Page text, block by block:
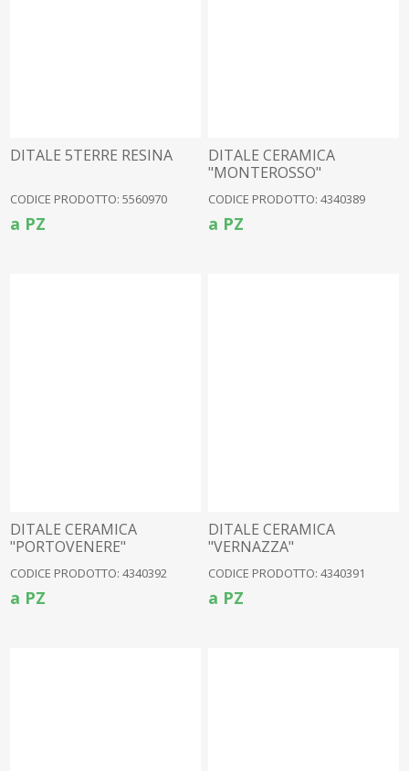
DITALE 5TERRE RESINA
CODICE PRODOTTO: 5560970
a PZ
DITALE CERAMICA
"MONTEROSSO"
CODICE PRODOTTO: 4340389
a PZ
DITALE CERAMICA
"PORTOVENERE"
CODICE PRODOTTO: 4340392
a PZ
DITALE CERAMICA
"VERNAZZA"
CODICE PRODOTTO: 4340391
a PZ